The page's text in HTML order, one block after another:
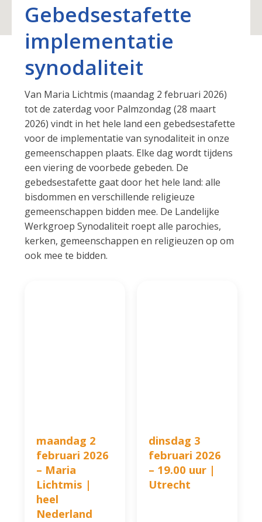
Gebedsestafette
implementatie
synodaliteit
Van Maria Lichtmis (maandag 2 februari 2026)
tot de zaterdag voor Palmzondag (28 maart
2026) vindt in het hele land een gebedsestafette
voor de implementatie van synodaliteit in onze
gemeenschappen plaats. Elke dag wordt tijdens
een viering de voorbede gebeden. De
gebedsestafette gaat door het hele land: alle
bisdommen en verschillende religieuze
gemeenschappen bidden mee. De Landelijke
Werkgroep Synodaliteit roept alle parochies,
kerken, gemeenschappen en religieuzen op om
ook mee te bidden.
maandag 2
februari 2026
– Maria
Lichtmis |
heel
Nederland
dinsdag 3
februari 2026
– 19.00 uur |
Utrecht